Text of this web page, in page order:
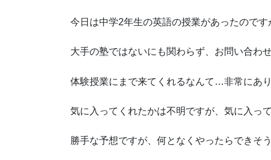
今日は中学2年生の英語の授業があったので
大手の塾ではないにも関わらず、お問い合わ
体験授業にまで来てくれるなんて…非常にあ
気に入ってくれたかは不明ですが、気に入っ
勝手な予想ですが、何となくやったらできそ